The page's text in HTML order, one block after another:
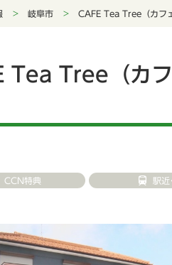
岐阜市 CAFE Tea Tree（カフ
Tea Tree（カフ
CCN特典 駅近